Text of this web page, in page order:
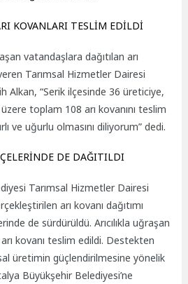
KOVANLARI TESLİM EDİLDİ
vatandaşlara dağıtılan arı
Tarımsal Hizmetler Dairesi
Alkan, “Serik ilçesinde 36 üreticiye,
toplam 108 arı kovanını teslim
ve uğurlu olmasını diliyorum” dedi.
DE DAĞITILDI
Tarımsal Hizmetler Dairesi
arı kovanı dağıtımı
de sürdürüldü. Arıcılıkla uğraşan
kovanı teslim edildi. Destekten
üretimin güçlendirilmesine yönelik
Büyükşehir Belediyesi’ne